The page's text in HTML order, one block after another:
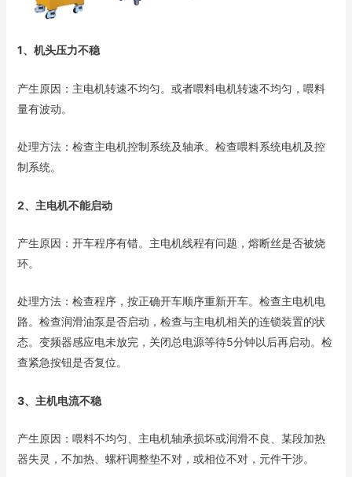
1、机头压力不稳
产生原因：主电机转速不均匀。或者喂料电机转速不均匀，喂料
量有波动。
处理方法：检查主电机控制系统及轴承。检查喂料系统电机及控
制系统。
2、主电机不能启动
产生原因：开车程序有错。主电机线程有问题，熔断丝是否被烧
环。
处理方法：检查程序，按正确开车顺序重新开车。检查主电机电
路。检查润滑油泵是否启动，检查与主电机相关的连锁装置的状
态。变频器感应电未放完，关闭总电源等待5分钟以后再启动。检
查紧急按钮是否复位。
3、主机电流不稳
产生原因：喂料不均匀、主电机轴承损坏或润滑不良、某段加热
器失灵，不加热、螺杆调整垫不对，或相位不对，元件干涉。